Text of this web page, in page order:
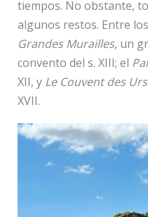
tiempos. No obstante,
algunos restos. Entre
Grandes Murailles, un
convento del s. XIII; el
XII, y Le Couvent des
XVII.